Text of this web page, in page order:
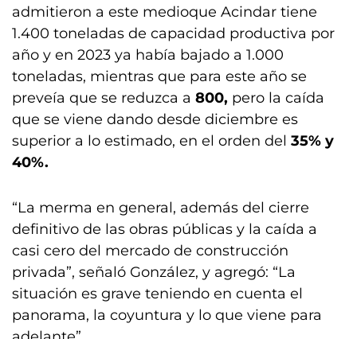
admitieron a este medioque Acindar tiene
1.400 toneladas de capacidad productiva por
año y en 2023 ya había bajado a 1.000
toneladas, mientras que para este año se
preveía que se reduzca a 800, pero la caída
que se viene dando desde diciembre es
superior a lo estimado, en el orden del 35% y
40%.
“La merma en general, además del cierre
definitivo de las obras públicas y la caída a
casi cero del mercado de construcción
privada”, señaló González, y agregó: “La
situación es grave teniendo en cuenta el
panorama, la coyuntura y lo que viene para